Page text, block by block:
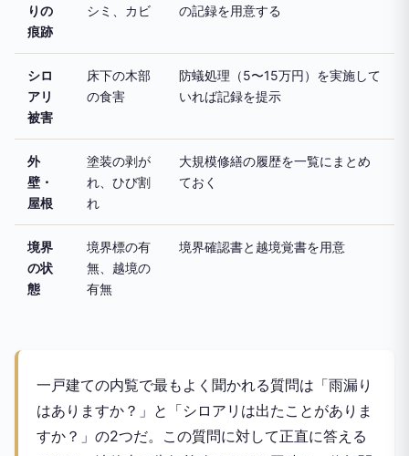
りの
痕跡
シミ、カビ の記録を用意する
シロ
アリ
被害
床下の木部
の食害
防蟻処理（5〜15万円）を実施して
いれば記録を提示
外
壁・
屋根
塗装の剥が
れ、ひび割
れ
大規模修繕の履歴を一覧にまとめ
ておく
境界
の状
態
境界標の有
無、越境の
有無
境界確認書と越境覚書を用意
一戸建ての内覧で最もよく聞かれる質問は「雨漏り
はありますか？」と「シロアリは出たことがありま
すか？」の2つだ。この質問に対して正直に答える